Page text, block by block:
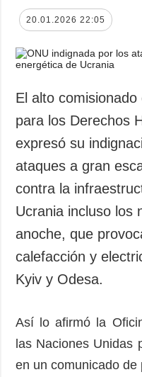
20.01.2026 22:05
El alto
para los Derechos
expresó su
ataques a gran
contra la
Ucrania incluso los
anoche, que
calefacción y
Kyiv y Odesa.
Así lo afirmó la
las Naciones Unidas
en un comunicado